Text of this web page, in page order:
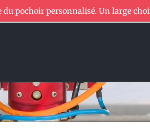
pochoir personnalisé. Un large